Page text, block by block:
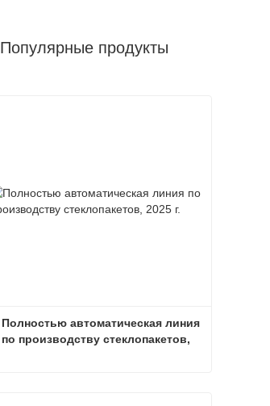
Популярные продукты
Полностью автоматическая линия
по производству стеклопакетов,